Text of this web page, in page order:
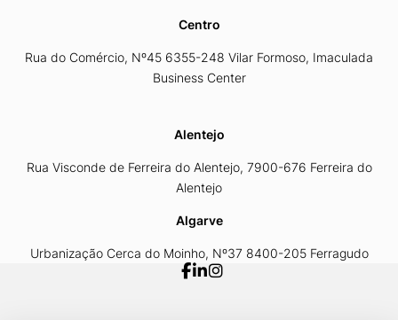
Centro
Rua do Comércio, Nº45 6355-248 Vilar Formoso, Imaculada
Business Center
Alentejo
Rua Visconde de Ferreira do Alentejo, 7900-676 Ferreira do
Alentejo
Algarve
Urbanização Cerca do Moinho, Nº37 8400-205 Ferragudo